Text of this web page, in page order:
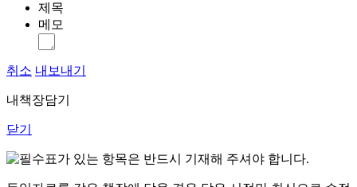
제목
메모
취소 내보내기
내책장담기
닫기
표가 있는 항목은 반드시 기재해 주셔야 합니다.